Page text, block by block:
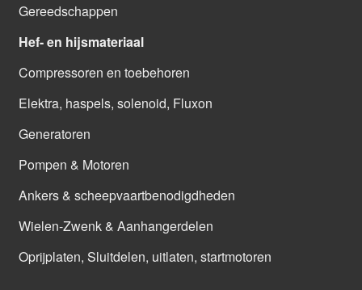
Gereedschappen
Hef- en hijsmateriaal
Compressoren en toebehoren
Elektra, haspels, solenoid, Fluxon
Generatoren
Pompen & Motoren
Ankers & scheepvaartbenodigdheden
Wielen-Zwenk & Aanhangerdelen
Oprijplaten, Sluitdelen, uitlaten, startmotoren